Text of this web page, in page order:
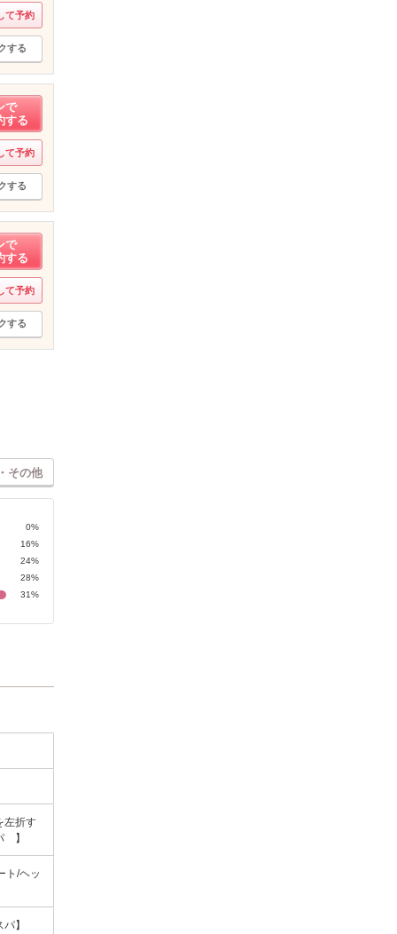
て予約
する
で
する
て予約
する
で
する
て予約
する
その他
0%
16%
24%
28%
31%
左折す
】
ト/ヘッ
】